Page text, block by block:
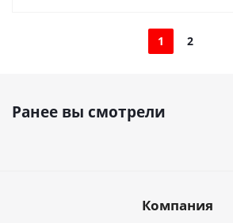
1 2
Ранее вы смотрели
Компания